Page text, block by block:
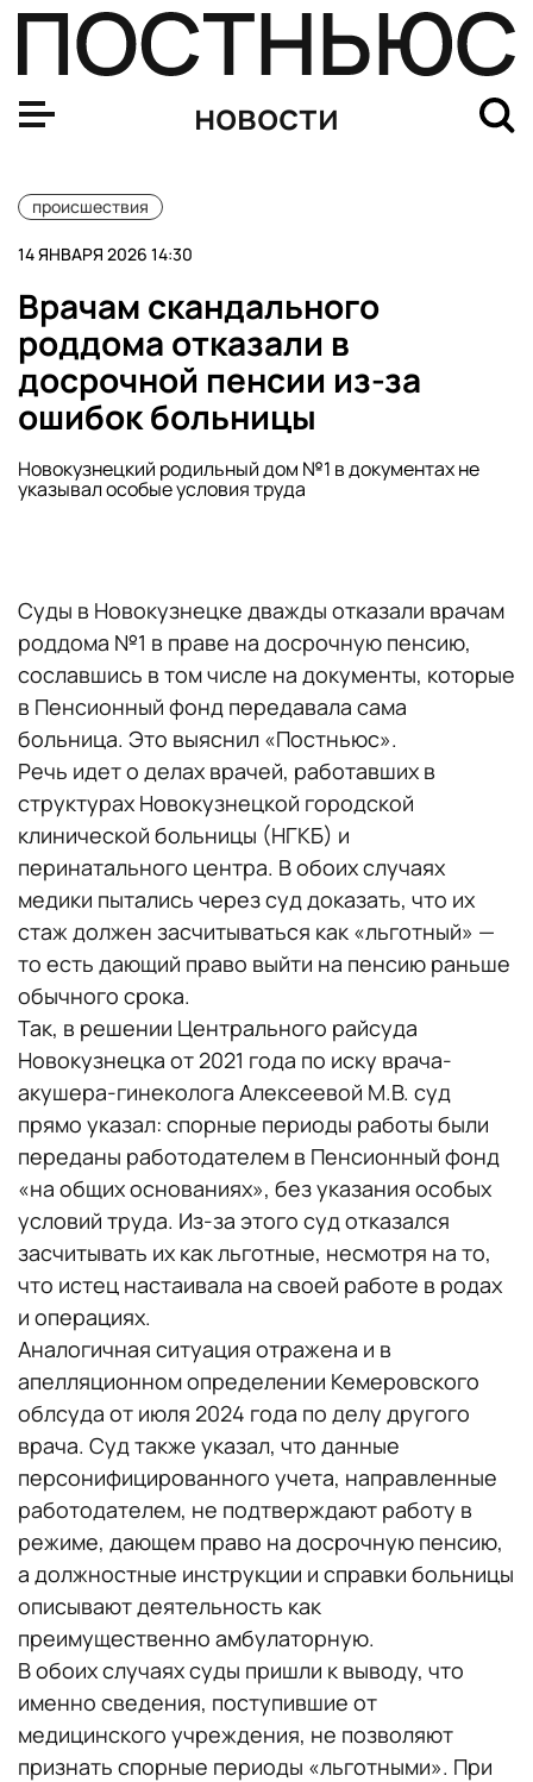
новости
происшествия
14 ЯНВАРЯ 2026 14:30
Врачам скандального
роддома отказали в
досрочной пенсии из-за
ошибок больницы
Новокузнецкий родильный дом №1 в документах не
указывал особые условия труда
Суды в Новокузнецке дважды отказали врачам
роддома №1 в праве на досрочную пенсию,
сославшись в том числе на документы, которые
в Пенсионный фонд передавала сама
больница. Это выяснил «Постньюс».
Речь идет о делах врачей, работавших в
структурах Новокузнецкой городской
клинической больницы (НГКБ) и
перинатального центра. В обоих случаях
медики пытались через суд доказать, что их
стаж должен засчитываться как «льготный» —
то есть дающий право выйти на пенсию раньше
обычного срока.
Так, в решении Центрального райсуда
Новокузнецка от 2021 года по иску врача-
акушера-гинеколога Алексеевой М.В. суд
прямо указал: спорные периоды работы были
переданы работодателем в Пенсионный фонд
«на общих основаниях», без указания особых
условий труда. Из-за этого суд отказался
засчитывать их как льготные, несмотря на то,
что истец настаивала на своей работе в родах
и операциях.
Аналогичная ситуация отражена и в
апелляционном определении Кемеровского
облсуда от июля 2024 года по делу другого
врача. Суд также указал, что данные
персонифицированного учета, направленные
работодателем, не подтверждают работу в
режиме, дающем право на досрочную пенсию,
а должностные инструкции и справки больницы
описывают деятельность как
преимущественно амбулаторную.
В обоих случаях суды пришли к выводу, что
именно сведения, поступившие от
медицинского учреждения, не позволяют
признать спорные периоды «льготными». При
Мать погибшего в роддоме Новокузнецка младенца